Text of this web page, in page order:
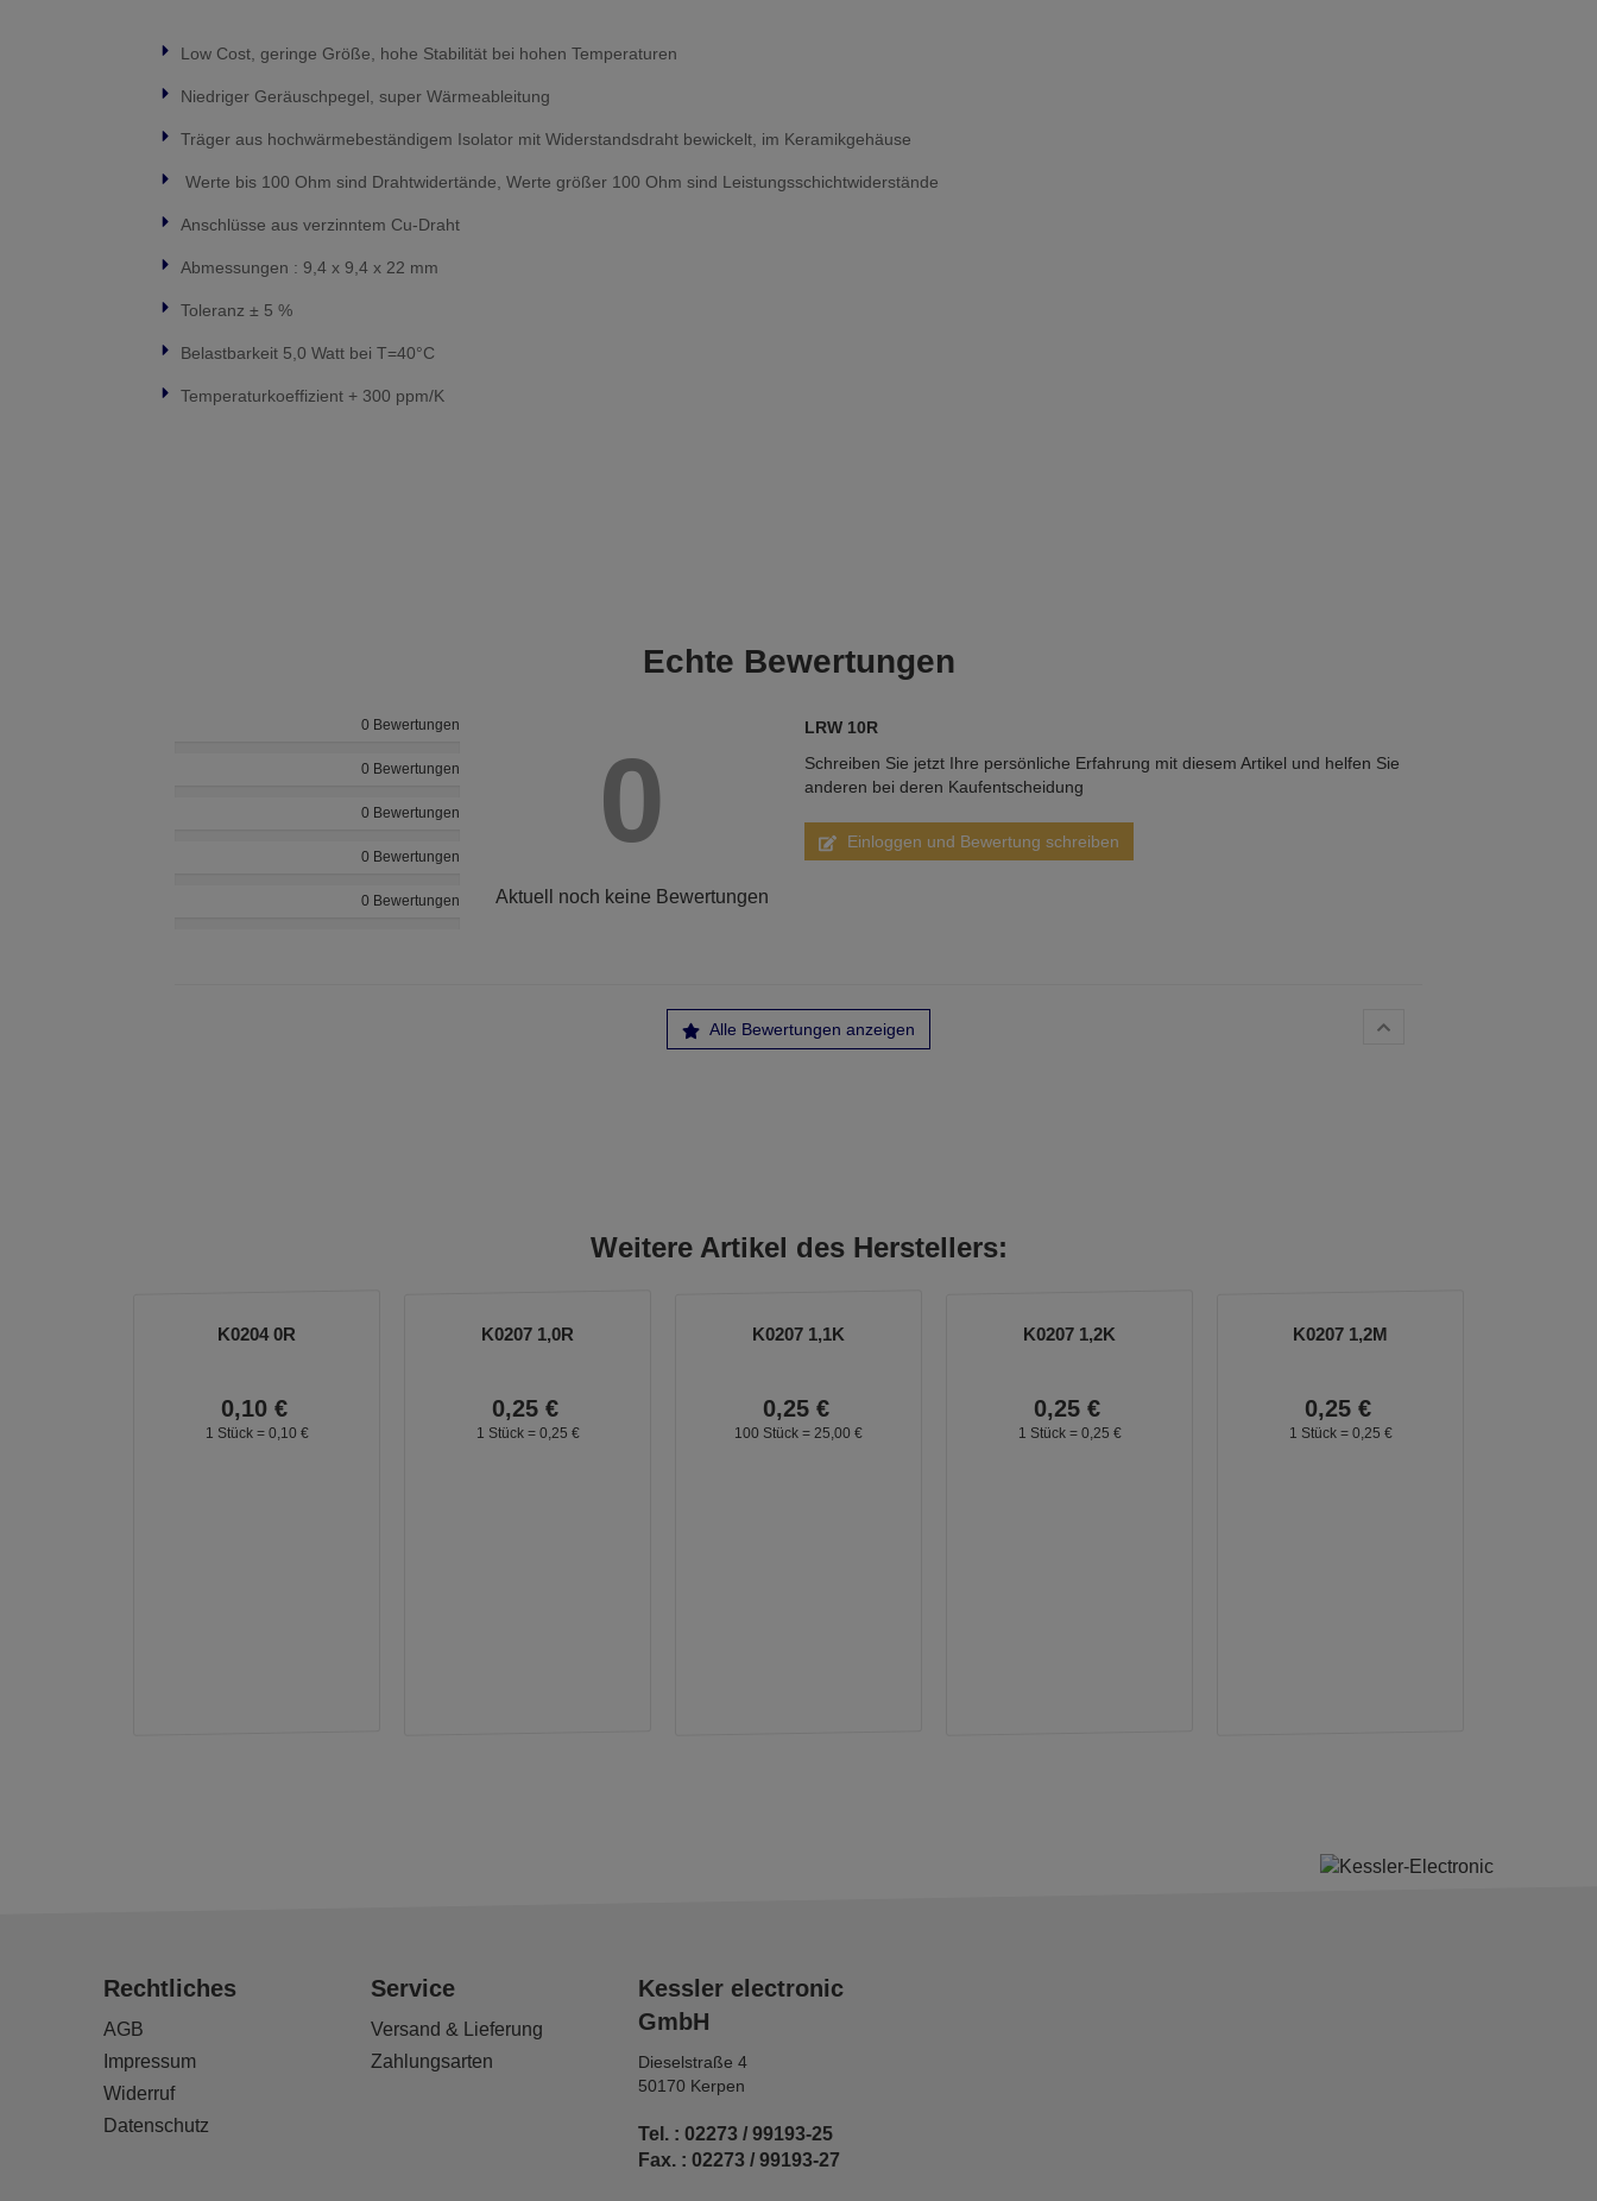
Low Cost, geringe Größe, hohe Stabilität bei hohen Temperaturen
Niedriger Geräuschpegel, super Wärmeableitung
Träger aus hochwärmebeständigem Isolator mit Widerstandsdraht bewickelt, im Keramikgehäuse
Werte bis 100 Ohm sind Drahtwidertände, Werte größer 100 Ohm sind Leistungsschichtwiderstände
Anschlüsse aus verzinntem Cu-Draht
Abmessungen : 9,4 x 9,4 x 22 mm
Toleranz ± 5 %
Belastbarkeit 5,0 Watt bei T=40°C
Temperaturkoeffizient + 300 ppm/K
Echte Bewertungen
0 Bewertungen
0 Bewertungen
0 Bewertungen
0 Bewertungen
0 Bewertungen
0
Aktuell noch keine Bewertungen
LRW 10R
Schreiben Sie jetzt Ihre persönliche Erfahrung mit diesem Artikel und helfen Sie
anderen bei deren Kaufentscheidung
Einloggen und Bewertung schreiben
Alle Bewertungen anzeigen
Weitere Artikel des Herstellers:
K0204 0R
0,10 €
1 Stück = 0, 10 €
K0207 1,0R
0,25 €
1 Stück = 0, 25 €
K0207 1,1K
0,25 €
100 Stück = 25, 00 €
K0207 1,2K
0,25 €
1 Stück = 0, 25 €
K0207 1,2M
0,25 €
1 Stück = 0, 25 €
Rechtliches
AGB
Impressum
Widerruf
Datenschutz
Service
Versand & Lieferung
Zahlungsarten
Kessler electronic
GmbH
Dieselstraße 4
50170 Kerpen
Tel. : 02273 / 99193-25
Fax. : 02273 / 99193-27